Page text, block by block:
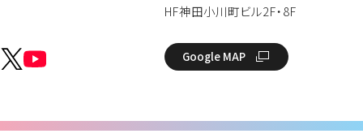
HF神田小川町ビル2F・8F
Google MAP